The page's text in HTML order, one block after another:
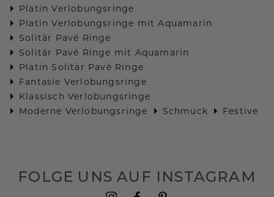
Platin Verlobungsringe
Platin Verlobungsringe mit Aquamarin
Solitär Pavé Ringe
Solitär Pavé Ringe mit Aquamarin
Platin Solitär Pavé Ringe
Fantasie Verlobungsringe
Klassisch Verlobungsringe
Moderne Verlobungsringe
Schmuck Festive
FOLGE UNS AUF INSTAGRAM